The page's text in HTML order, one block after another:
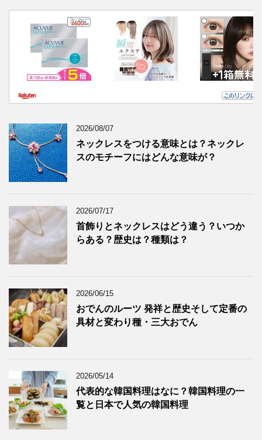
2026/08/07
ネックレスをつける意味とは？ネックレ
スのモチーフにはどんな意味が？
2026/07/17
首飾りとネックレスはどう違う？いつか
らある？歴史は？種類は？
2026/06/15
おでんのルーツ 発祥と歴史そして定番の
具材と変わり種・三大おでん
2026/05/14
代表的な韓国料理はなに？韓国料理の一
覧と日本で人気の韓国料理